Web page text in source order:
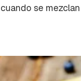
cuando se